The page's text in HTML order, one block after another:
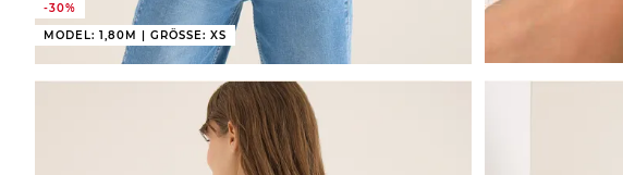
-30%
MODEL: 1,80M | GRÖSSE: XS